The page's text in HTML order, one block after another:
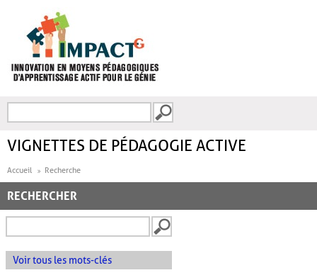
FORMULAIRE DE
VIGNETTES DE PÉDAGOGIE ACTIVE
Accueil Recherche
RECHERCHER
Voir tous les mots-clés